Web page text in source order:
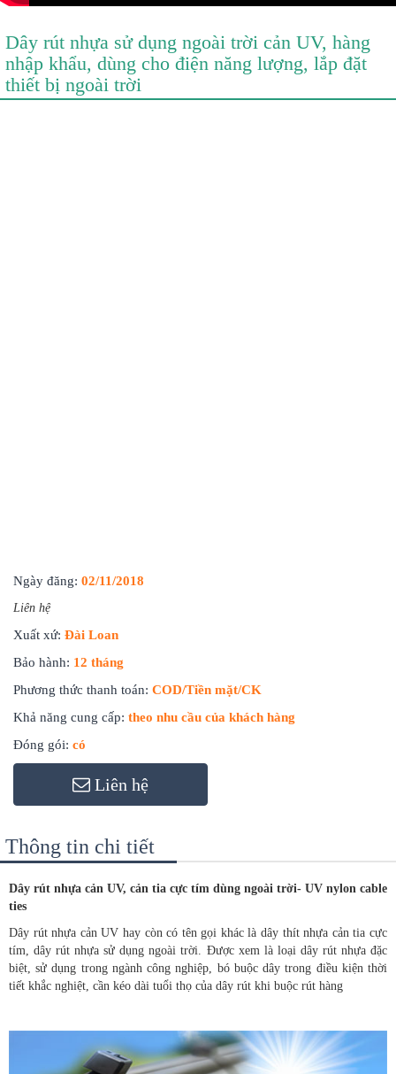
Dây rút nhựa sử dụng ngoài trời cản UV, hàng
nhập khẩu, dùng cho điện năng lượng, lắp đặt
thiết bị ngoài trời
Ngày đăng: 02/11/2018
Liên hệ
Xuất xứ: Đài Loan
Bảo hành: 12 tháng
Phương thức thanh toán: COD/Tiền mặt/CK
Khả năng cung cấp: theo nhu cầu của khách hàng
Đóng gói: có
Liên hệ
Thông tin chi tiết
Dây rút nhựa cản UV, cản tia cực tím dùng ngoài trời- UV nylon cable
ties
Dây rút nhựa cản UV hay còn có tên gọi khác là dây thít nhựa cản tia cực
tím, dây rút nhựa sử dụng ngoài trời. Được xem là loại dây rút nhựa đặc
biệt, sử dụng trong ngành công nghiệp, bó buộc dây trong điều kiện thời
tiết khắc nghiệt, cần kéo dài tuổi thọ của dây rút khi buộc rút hàng